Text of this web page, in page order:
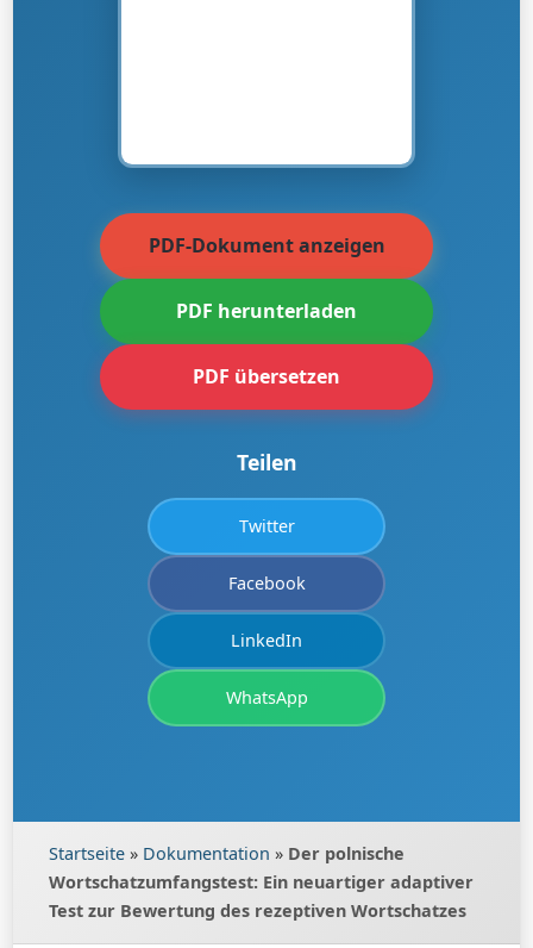
PDF-Dokument anzeigen
PDF herunterladen
PDF übersetzen
Teilen
Twitter
Facebook
LinkedIn
WhatsApp
Startseite » Dokumentation » Der polnische
Wortschatzumfangstest: Ein neuartiger adaptiver
Test zur Bewertung des rezeptiven Wortschatzes